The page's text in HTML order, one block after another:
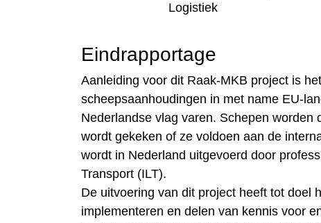
Logistiek
Eindrapportage
Aanleiding voor dit Raak-MKB project is
scheepsaanhoudingen in met name EU-
Nederlandse vlag varen. Schepen
wordt gekeken of ze voldoen aan de
wordt in Nederland uitgevoerd door
Transport (ILT).
De uitvoering van dit project heeft tot doel
implementeren en delen van kennis voor